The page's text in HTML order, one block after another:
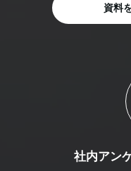
資料
社内アン